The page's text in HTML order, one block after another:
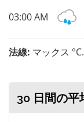
03:00 AM
法線: マックス
30 日間の平